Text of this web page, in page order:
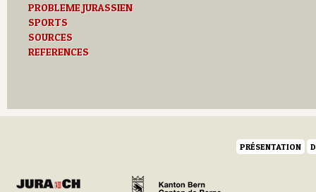
T
Textes
U
Z
PROBLEME JURASSIEN
SPORTS
SOURCES
REFERENCES
PRÉSENTATION